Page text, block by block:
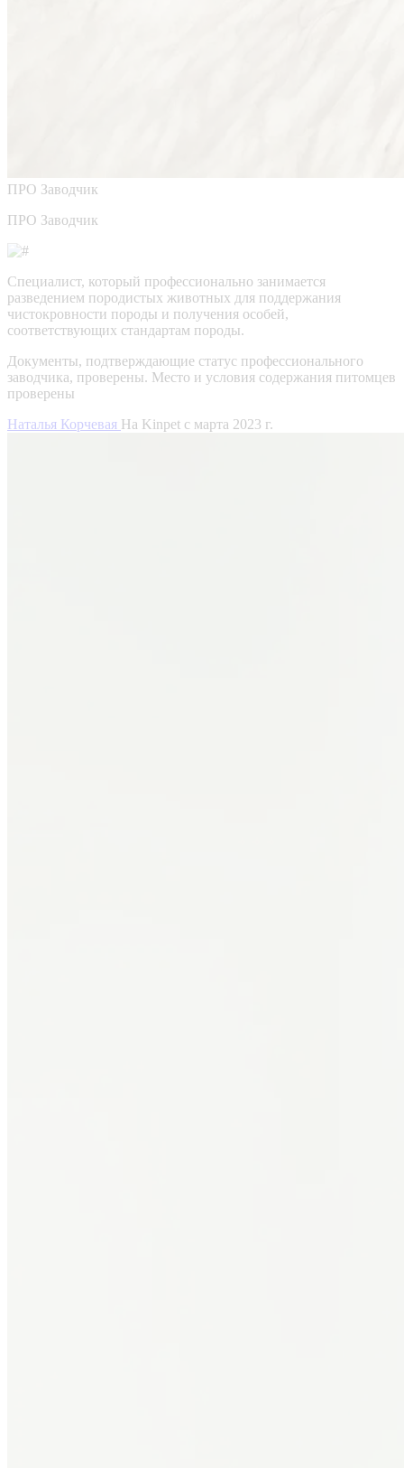
ПРО Заводчик
ПРО Заводчик
Специалист, который профессионально занимается
разведением породистых животных для поддержания
чистокровности породы и получения особей,
соответствующих стандартам породы.
Документы, подтверждающие статус профессионального
заводчика, проверены. Место и условия содержания питомцев
проверены
Наталья Корчевая На Kinpet c марта 2023 г.